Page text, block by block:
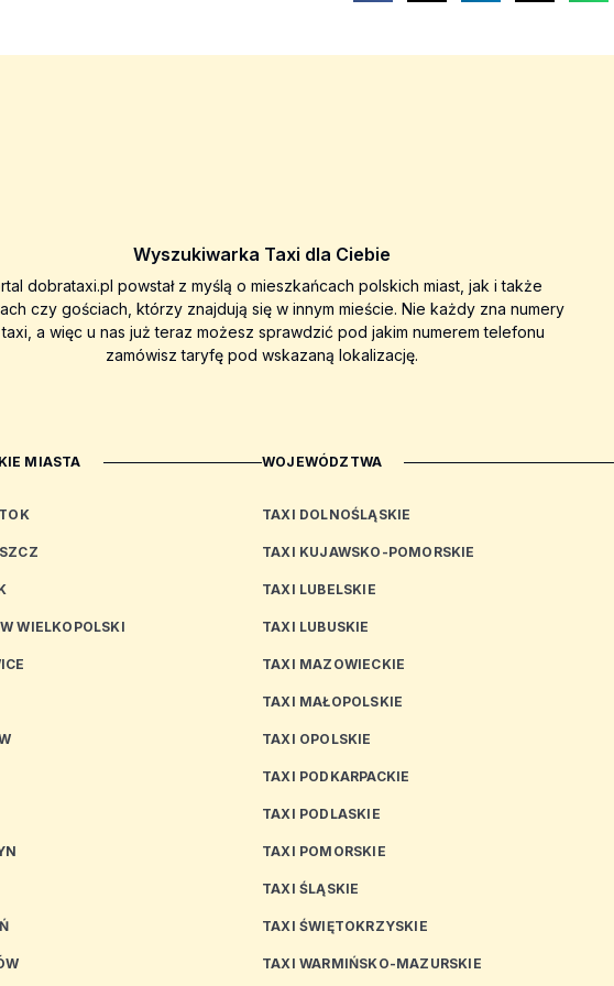
Wyszukiwarka Taxi dla Ciebie
dobrataxi.pl powstał z myślą o mieszkańcach polskich miast, jak i także
czy gościach, którzy znajdują się w innym mieście. Nie każdy zna numery
a więc u nas już teraz możesz sprawdzić pod jakim numerem telefonu
zamówisz taryfę pod wskazaną lokalizację.
MIASTA
WIELKOPOLSKI
WOJEWÓDZTWA
TAXI DOLNOŚLĄSKIE
TAXI KUJAWSKO-POMORSKIE
TAXI LUBELSKIE
TAXI LUBUSKIE
TAXI MAZOWIECKIE
TAXI MAŁOPOLSKIE
TAXI OPOLSKIE
TAXI PODKARPACKIE
TAXI PODLASKIE
TAXI POMORSKIE
TAXI ŚLĄSKIE
TAXI ŚWIĘTOKRZYSKIE
TAXI WARMIŃSKO-MAZURSKIE